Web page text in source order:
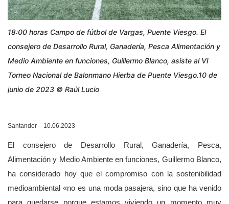
18:00 horas Campo de fútbol de Vargas, Puente Viesgo. El
consejero de Desarrollo Rural, Ganadería, Pesca Alimentación y
Medio Ambiente en funciones, Guillermo Blanco, asiste al VI
Torneo Nacional de Balonmano Hierba de Puente Viesgo.10 de
junio de 2023 © Raúl Lucio
Santander – 10.06.2023
El consejero de
Desarrollo Rural, Ganadería, Pesca,
Alimentación y Medio Ambiente en funciones, Guillermo Blanco,
ha considerado hoy que el compromiso con la sostenibilidad
medioambiental «no es una moda pasajera, sino que ha venido